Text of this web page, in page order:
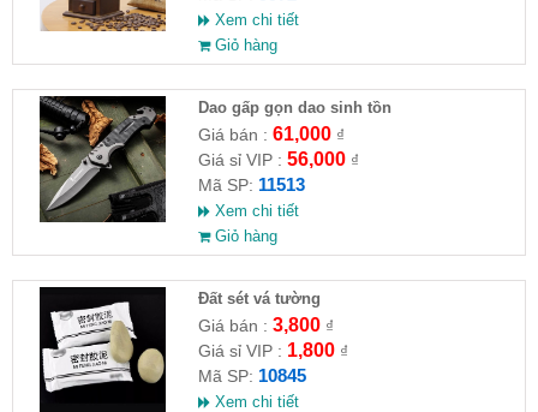
Xem chi tiết
Giỏ hàng
Dao gấp gọn dao sinh tồn
Giá bán : 61,000₫
Giá sỉ VIP : 56,000₫
Mã SP: 11513
Xem chi tiết
Giỏ hàng
Đất sét vá tường
Giá bán : 3,800₫
Giá sỉ VIP : 1,800₫
Mã SP: 10845
Xem chi tiết